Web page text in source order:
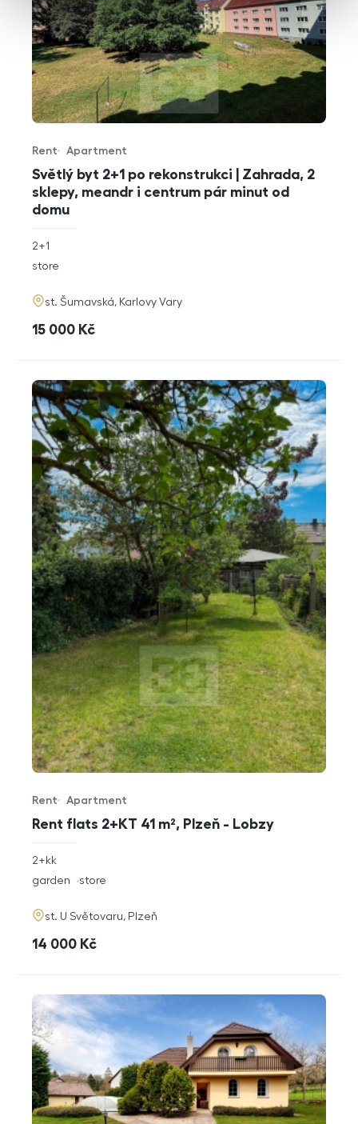
Světlý byt 2+1 po rekonstrukci | Zahrada, 2
sklepy, meandr i centrum pár minut od
domu
Offer type
Rent
Property type
Apartment
rozměry
2+1
funkce
store
adresa
st. Šumavská, Karlovy Vary
cena
15 000 Kč
Rent flats 2+KT 41 m², Plzeň - Lobzy
Offer type
Rent
Property type
Apartment
rozměry
2+kk
funkce
garden store
adresa
st. U Světovaru, Plzeň
cena
14 000 Kč